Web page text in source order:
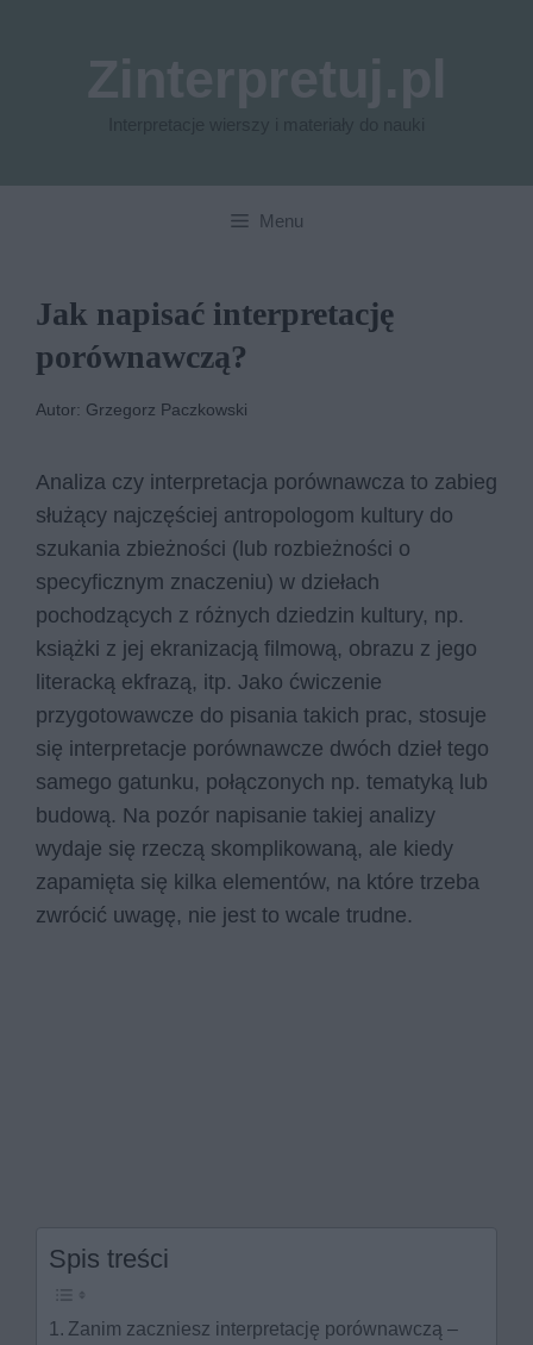
Menu
Jak napisać interpretację
porównawczą?
Autor: Grzegorz Paczkowski
Analiza czy interpretacja porównawcza to zabieg
służący najczęściej antropologom kultury do
szukania zbieżności (lub rozbieżności o
specyficznym znaczeniu) w dziełach
pochodzących z różnych dziedzin kultury, np.
książki z jej ekranizacją filmową, obrazu z jego
literacką ekfrazą, itp. Jako ćwiczenie
przygotowawcze do pisania takich prac, stosuje
się interpretacje porównawcze dwóch dzieł tego
samego gatunku, połączonych np. tematyką lub
budową. Na pozór napisanie takiej analizy
wydaje się rzeczą skomplikowaną, ale kiedy
zapamięta się kilka elementów, na które trzeba
zwrócić uwagę, nie jest to wcale trudne.
Spis treści
Zanim zaczniesz interpretację porównawczą –